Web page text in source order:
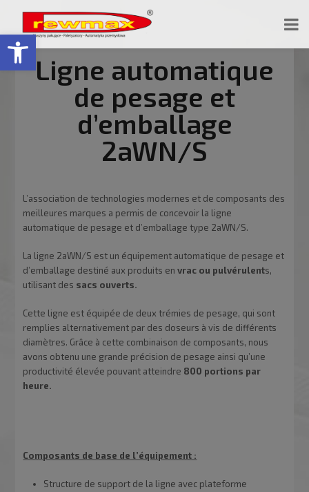
Ouvrir la barre d’outils
Ligne automatique
de pesage et
d’emballage
2aWN/S
L’association de technologies modernes et de composants des
meilleures marques a permis de concevoir la ligne
automatique de pesage et d’emballage type 2aWN/S.
La ligne 2aWN/S est un équipement automatique de pesage et
d’emballage destiné aux produits envrac ou pulvérulents,
utilisant des sacs ouverts.
Cette ligne est équipée de deux trémies de pesage, qui sont
remplies alternativement par des doseurs à vis de différents
diamètres. Grâce à cette combinaison de composants, nous
avons obtenu une grande précision de pesage ainsi qu’une
productivité élevée pouvant atteindre 800 portions par
heure.
Composants de base de l’équipement :
Structure de support de la ligne avec plateforme